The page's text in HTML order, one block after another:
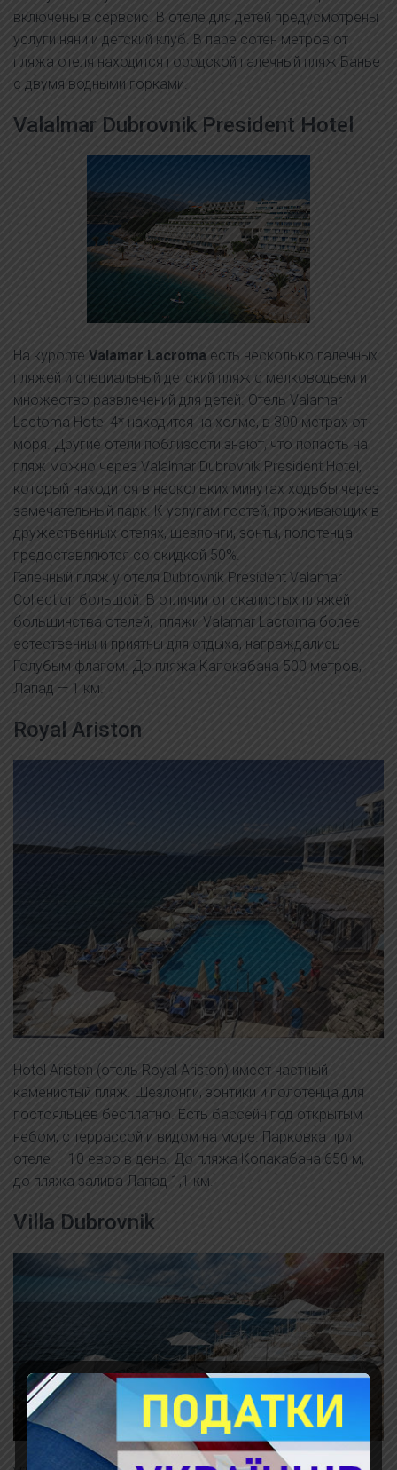
включены в сервсис. В отеле для детей предусмотрены
услуги няни и детский клуб. В паре сотен метров от
пляжа отеля находится городской галечный пляж Банье
с двумя водными горками.
Valalmar Dubrovnik President Hotel
На курорте Valamar Lacroma есть несколько галечных
пляжей и специальный детский пляж с мелководьем и
множество развлечений для детей. Отель Valamar
Lactoma Hotel 4* находится на холме, в 300 метрах от
моря. Другие отели поблизости знают, что попасть на
пляж можно через Valalmar Dubrovnik President Hotel,
который находится в нескольких минутах ходьбы через
замечательный парк. К услугам гостей, проживающих в
дружественных отелях, шезлонги, зонты, полотенца
предоставляются со скидкой 50%.
Галечный пляж у отеля Dubrovnik President Valamar
Collection большой. В отличии от скалистых пляжей
большинства отелей, пляжи Valamar Lacroma более
естественны и приятны для отдыха, награждались
Голубым флагом. До пляжа Капокабана 500 метров,
Лапад — 1 км.
Royal Ariston
Hotel Ariston (отель Royal Ariston) имеет частный
каменистый пляж. Шезлонги, зонтики и полотенца для
постояльцев бесплатно. Есть бассейн под открытым
небом, с террассой и видом на море. Парковка при
отеле — 10 евро в день. До пляжа Копакабана 650 м,
до пляжа залива Лапад 1,1 км.
Villa Dubrovnik